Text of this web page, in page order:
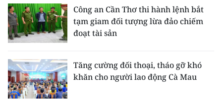
Công an Cần Thơ thi hành lệnh bắt
tạm giam đối tượng lừa đảo chiếm
đoạt tài sản
Tăng cường đối thoại, tháo gỡ khó
khăn cho người lao động Cà Mau